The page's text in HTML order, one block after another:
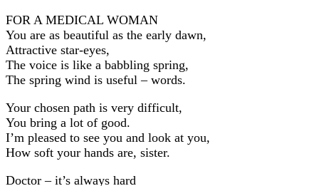
FOR A MEDICAL WOMAN
You are as beautiful as the early dawn,
Attractive star-eyes,
The voice is like a babbling spring,
The spring wind is useful – words.
Your chosen path is very difficult,
You bring a lot of good.
I’m pleased to see you and look at you,
How soft your hands are, sister.
Doctor – it’s always hard